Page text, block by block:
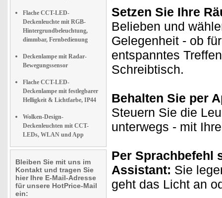
Flache CCT-LED-
Deckenleuchte mit RGB-
Hintergrundbeleuchtung,
dimmbar, Fernbedienung
Deckenlampe mit Radar-
Bewegungssensor
Flache CCT-LED-
Deckenlampe mit festlegbarer
Helligkeit & Lichtfarbe, IP44
Wolken-Design-
Deckenleuchten mit CCT-
LEDs, WLAN und App
Bleiben Sie mit uns im
Kontakt und tragen Sie
hier Ihre E-Mail-Adresse
für unsere HotPrice-Mail
ein:
Setzen Sie Ihre
Belieben und
Gelegenheit - ob
entspanntes
Schreibtisch.
Behalten Sie per
Steuern Sie die
unterwegs - mit
Per Sprachbefehl
Assistant: Sie
geht das Licht an